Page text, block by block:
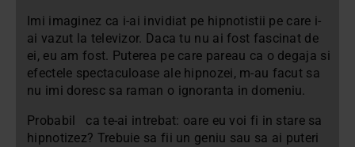
Imi imaginez ca i-ai invidiat pe hipnotistii pe care i-
ai vazut la televizor. Daca tu nu ai fost fascinat de
ei, eu am fost. Puterea pe care pareau ca o degaja si
efectele spectaculoase ale hipnozei, m-au facut sa
nu imi doresc sa raman o ignoranta in domeniu.
Probabil ca te-ai intrebat: oare eu voi fi in stare sa
hipnotizez? Trebuie sa fii un geniu sau sa ai puteri